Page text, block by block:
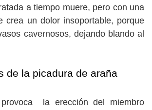
a tiempo muere, pero con una
crea un dolor insoportable, porque
cavernosos, dejando blando al
de la picadura de araña
la erección del miembro